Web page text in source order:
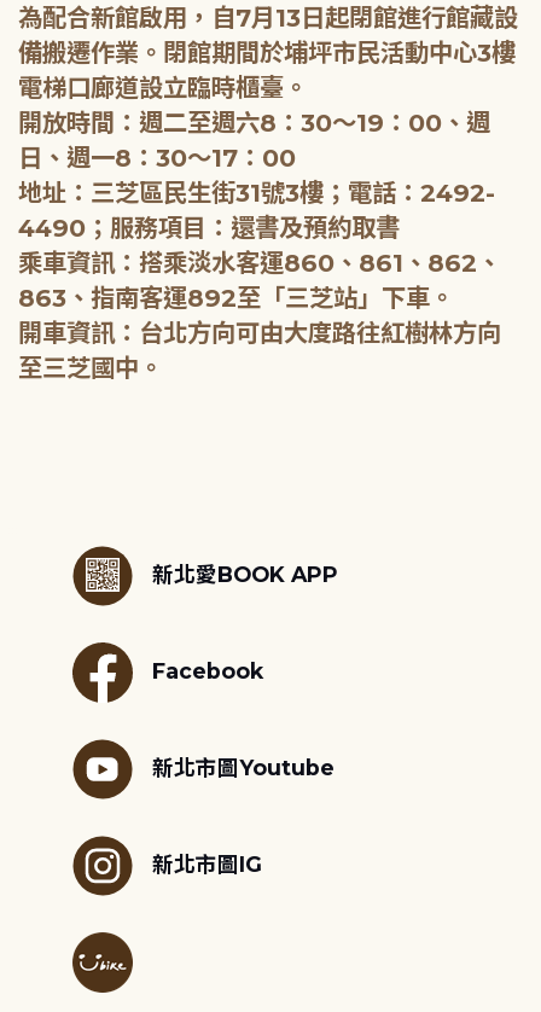
為配合新館啟用，自7月13日起閉館進行館藏設
備搬遷作業。閉館期間於埔坪市民活動中心3樓
電梯口廊道設立臨時櫃臺。
開放時間：週二至週六8：30～19：00、週
日、週一8：30～17：00
地址：三芝區民生街31號3樓；電話：2492-
4490；服務項目：還書及預約取書
乘車資訊：搭乘淡水客運860、861、862、
863、指南客運892至「三芝站」下車。
開車資訊：台北方向可由大度路往紅樹林方向
至三芝國中。
新北愛BOOK APP
Facebook
新北市圖Youtube
新北市圖IG